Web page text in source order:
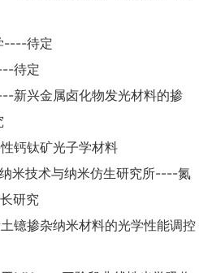
----待定
待定
新兴金属卤化物发光材料的掺
钙钛矿光子学材料
米技术与纳米仿生研究所----氮
研究
镱掺杂纳米材料的光学性能调控